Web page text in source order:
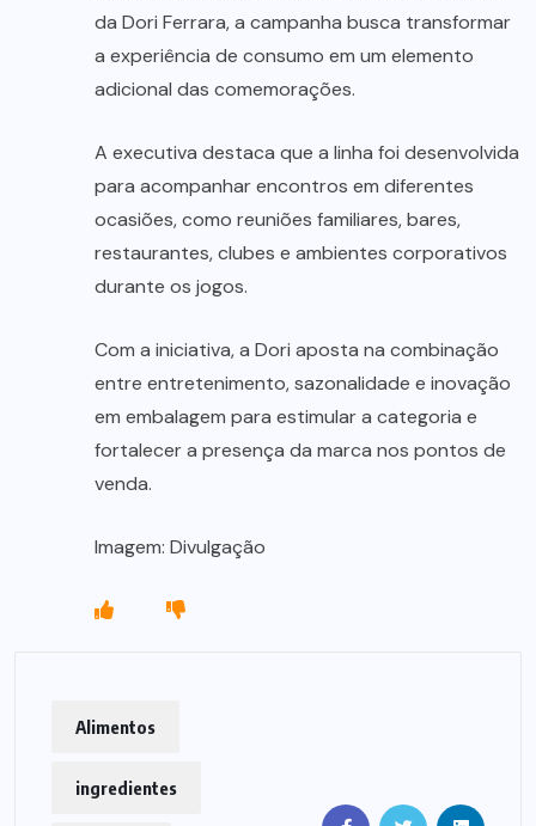
da Dori Ferrara, a campanha busca transformar
a experiência de consumo em um elemento
adicional das comemorações.
A executiva destaca que a linha foi desenvolvida
para acompanhar encontros em diferentes
ocasiões, como reuniões familiares, bares,
restaurantes, clubes e ambientes corporativos
durante os jogos.
Com a iniciativa, a Dori aposta na combinação
entre entretenimento, sazonalidade e inovação
em embalagem para estimular a categoria e
fortalecer a presença da marca nos pontos de
venda.
Imagem: Divulgação
Alimentos
ingredientes